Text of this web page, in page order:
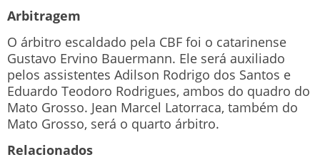
Arbitragem
O árbitro escaldado pela CBF foi o catarinense
Gustavo Ervino Bauermann. Ele será auxiliado
pelos assistentes Adilson Rodrigo dos Santos e
Eduardo Teodoro Rodrigues, ambos do quadro do
Mato Grosso. Jean Marcel Latorraca, também do
Mato Grosso, será o quarto árbitro.
Relacionados